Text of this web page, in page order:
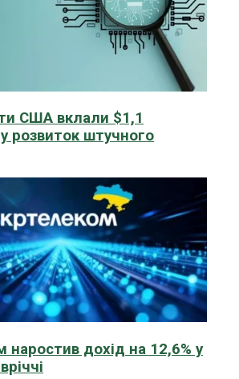
США вклали $1,1
розвиток штучного
наростив дохід на 12,6% у